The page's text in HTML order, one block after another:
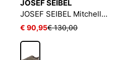
JOSEF SEIBEL
JOSEF SEIBEL Mitchell 50 | Sneaker für Herren | Grau
€ 90,95€ 130,00